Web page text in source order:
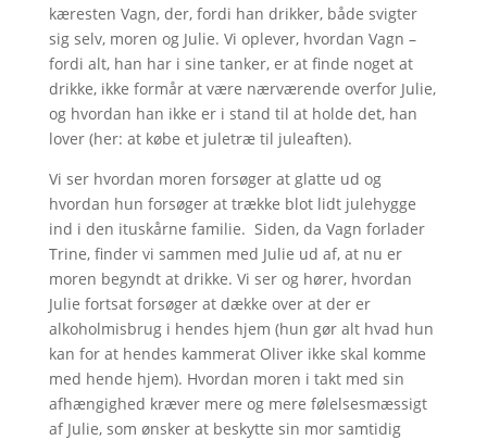
kæresten Vagn, der, fordi han drikker, både svigter
sig selv, moren og Julie. Vi oplever, hvordan Vagn –
fordi alt, han har i sine tanker, er at finde noget at
drikke, ikke formår at være nærværende overfor Julie,
og hvordan han ikke er i stand til at holde det, han
lover (her: at købe et juletræ til juleaften).
Vi ser hvordan moren forsøger at glatte ud og
hvordan hun forsøger at trække blot lidt julehygge
ind i den ituskårne familie. Siden, da Vagn forlader
Trine, finder vi sammen med Julie ud af, at nu er
moren begyndt at drikke. Vi ser og hører, hvordan
Julie fortsat forsøger at dække over at der er
alkoholmisbrug i hendes hjem (hun gør alt hvad hun
kan for at hendes kammerat Oliver ikke skal komme
med hende hjem). Hvordan moren i takt med sin
afhængighed kræver mere og mere følelsesmæssigt
af Julie, som ønsker at beskytte sin mor samtidig